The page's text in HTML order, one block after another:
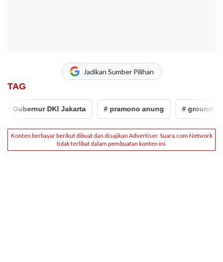
Jadikan Sumber Pilihan
TAG
Gubernur DKI Jakarta # pramono anung #